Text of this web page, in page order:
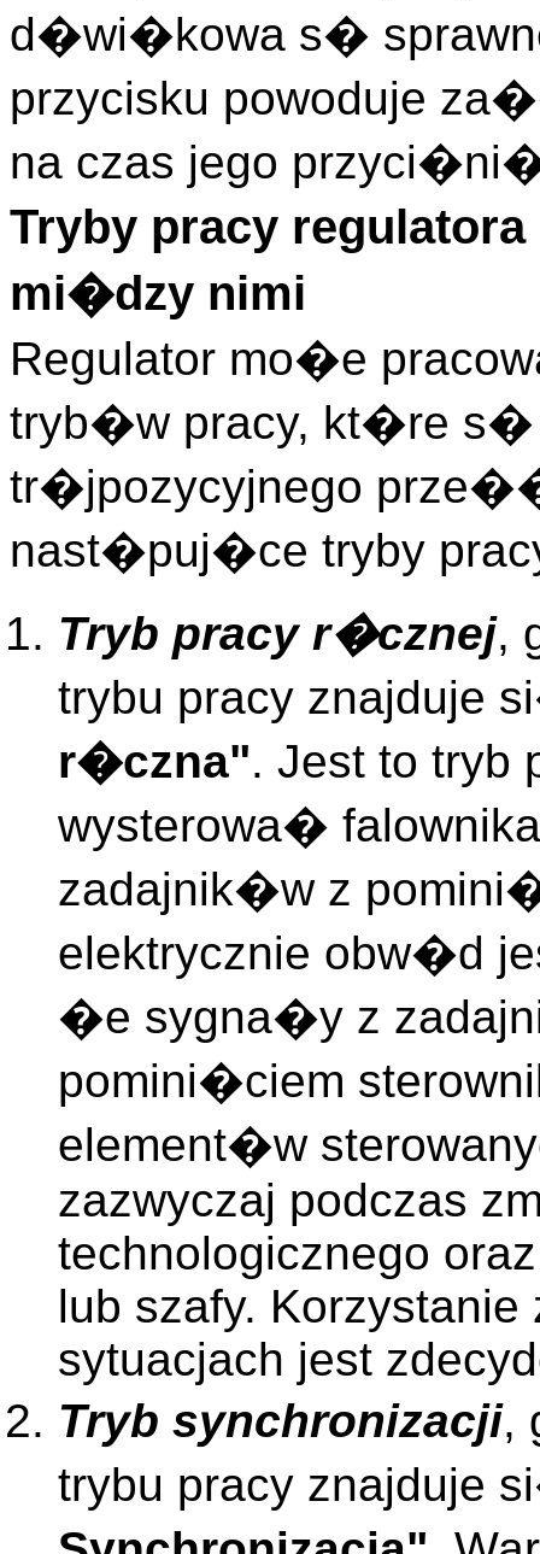
d�wi�kowa s�
przycisku powoduje
na czas jego
Tryby pracy
mi�dzy nimi
Regulator mo�e
tryb�w pracy, kt�re s�
tr�jpozycyjnego
nast�puj�ce tryby
Tryb pracy r�cznej,
trybu pracy
r�czna". Jest to tryb
wysterowa�
zadajnik�w z
elektrycznie obw�d
�e sygna�y z
pomini�ciem
element�w
zazwyczaj podczas
technologicznego
lub szafy.
sytuacjach jest
Tryb synchronizacji,
trybu pracy